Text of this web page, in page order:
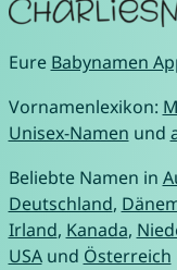
Eure Babynamen
Vornamenlexikon:
Unisex-Namen und
Beliebte Namen in
Deutschland,
Irland, Kanada,
USAund Österreich